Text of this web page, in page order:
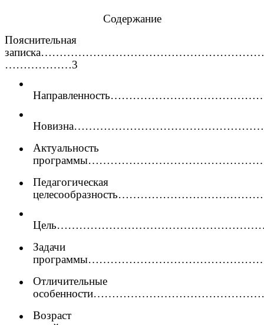
Содержание
Пояснительная
записка……………………………………………………
………………3
Актуальность
Педагогическая
Задачи
Отличительные
Возраст